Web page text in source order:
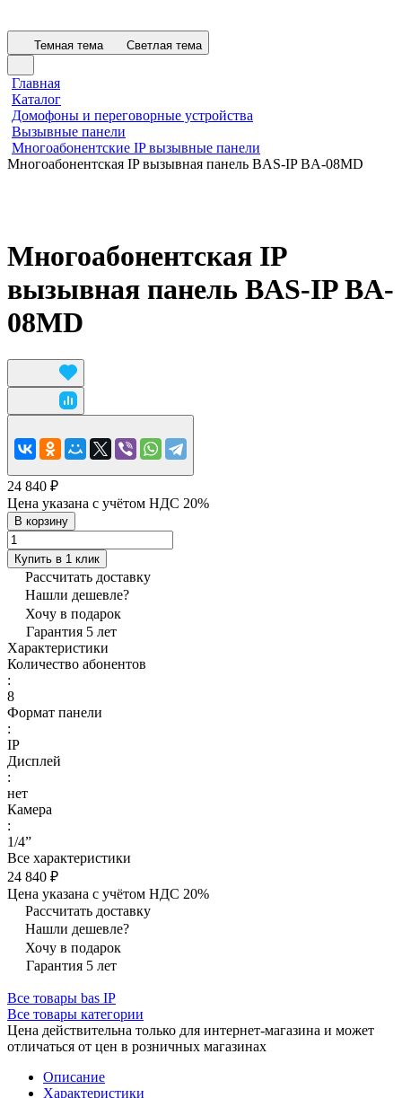
Темная тема Светлая тема
Главная
Каталог
Домофоны и переговорные устройства
Вызывные панели
Многоабонентские IP вызывные панели
Многоабонентская IP вызывная панель BAS-IP BA-08MD
Многоабонентская IP
вызывная панель BAS-IP BA-
08MD
24 840 ₽
Цена указана с учётом НДС 20%
В корзину
Купить в 1 клик
Рассчитать доставку
Нашли дешевле?
Хочу в подарок
Гарантия 5 лет
Характеристики
Количество абонентов
:
8
Формат панели
:
IP
Дисплей
:
нет
Камера
:
1/4”
Все характеристики
24 840 ₽
Цена указана с учётом НДС 20%
Рассчитать доставку
Нашли дешевле?
Хочу в подарок
Гарантия 5 лет
Все товары bas IP
Все товары категории
Цена действительна только для интернет-магазина и может
отличаться от цен в розничных магазинах
Описание
Характеристики